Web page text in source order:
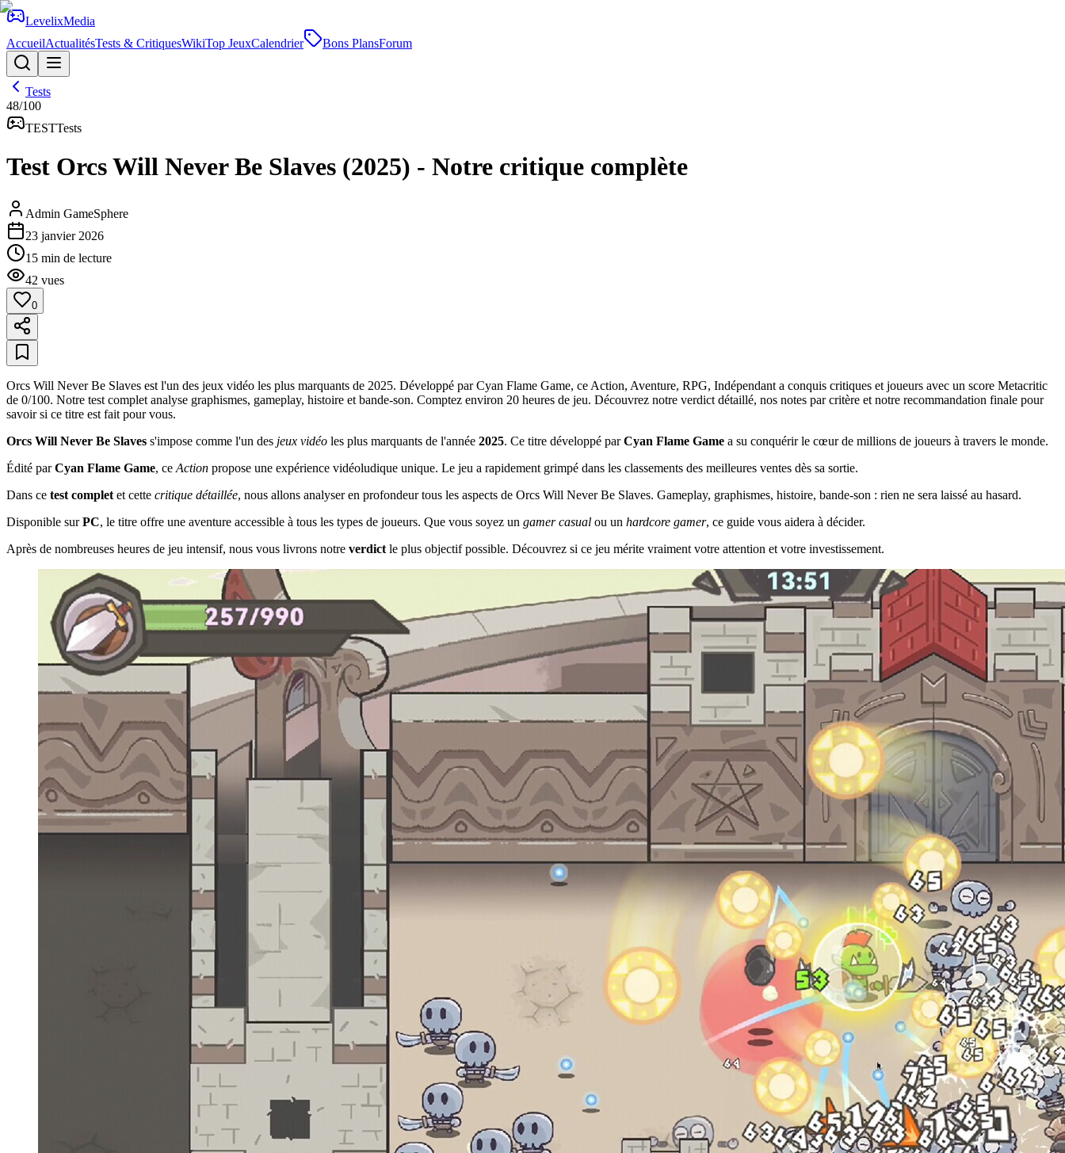
LevelixMedia
AccueilActualitésTests & CritiquesWikiTop JeuxCalendrier Bons PlansForum
Tests
48/100
TESTTests
Test Orcs Will Never Be Slaves (2025) - Notre critique complète
Admin GameSphere
23 janvier 2026
15 min de lecture
42 vues
0
Orcs Will Never Be Slaves est l'un des jeux vidéo les plus marquants de 2025. Développé par Cyan Flame Game, ce Action, Aventure, RPG, Indépendant a conquis critiques et joueurs avec un score Metacritic
de 0/100. Notre test complet analyse graphismes, gameplay, histoire et bande-son. Comptez environ 20 heures de jeu. Découvrez notre verdict détaillé, nos notes par critère et notre recommandation finale pour
savoir si ce titre est fait pour vous.
Orcs Will Never Be Slaves s'impose comme l'un des jeux vidéo les plus marquants de l'année 2025. Ce titre développé parCyan Flame Game a su conquérir le cœur de millions de joueurs à travers le monde.
Édité parCyan Flame Game, ce Action propose une expérience vidéoludique unique. Le jeu a rapidement grimpé dans les classements des meilleures ventes dès sa sortie.
Dans ce test complet et cette critique détaillée, nous allons analyser en profondeur tous les aspects de Orcs Will Never Be Slaves. Gameplay, graphismes, histoire, bande-son : rien ne sera laissé au hasard.
Disponible surPC, le titre offre une aventure accessible à tous les types de joueurs. Que vous soyez un gamer casual ou un hardcore gamer, ce guide vous aidera à décider.
Après de nombreuses heures de jeu intensif, nous vous livrons notre verdict le plus objectif possible. Découvrez si ce jeu mérite vraiment votre attention et votre investissement.